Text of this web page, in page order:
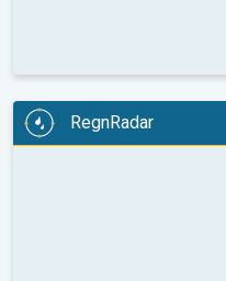
RegnRadar